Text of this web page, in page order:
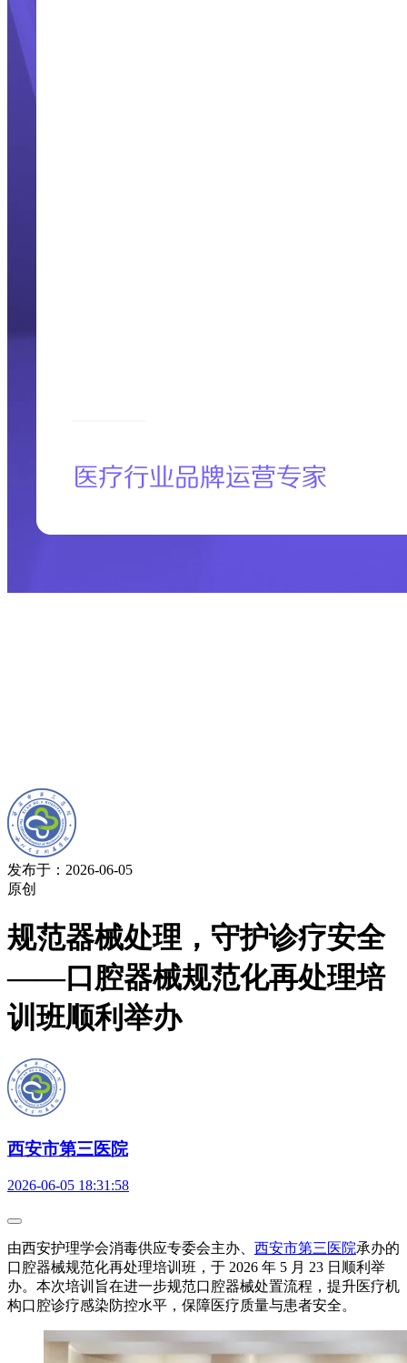
发布于：2026-06-05
原创
规范器械处理，守护诊疗安全
——口腔器械规范化再处理培
训班顺利举办
西安市第三医院
2026-06-05 18:31:58
由西安护理学会消毒供应专委会主办、 西安市第三医院承办的
口腔器械规范化再处理培训班，于 2026 年 5 月 23 日顺利举
办。本次培训旨在进一步规范口腔器械处置流程，提升医疗机
构口腔诊疗感染防控水平，保障医疗质量与患者安全。